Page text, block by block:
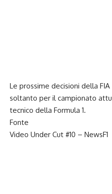
Le prossime decisioni della
soltanto per il campionato
tecnico della Formula 1.
Fonte
Video Under Cut #10 – NewsF1